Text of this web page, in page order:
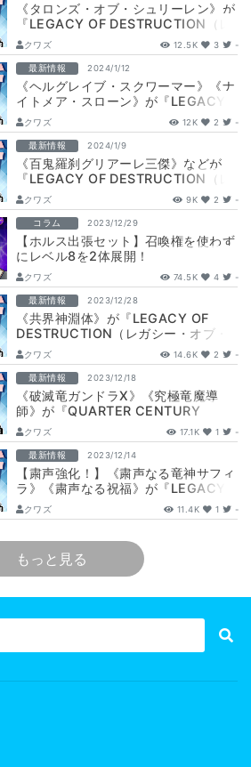
《タロンズ・オブ・シュリーレン》が
『LEGACY OF DESTRUCTION（レ
ガシー・オブ・デストラクショ…
クワズ 12.5K 3 -
最新情報 2024/1/12
《ヘルグレイブ・スクワーマー》《ナ
イトメア・スローン》が『LEGACY
OF DESTRUCTION（レガシー…
クワズ 12K 2 -
最新情報 2024/1/9
《百鬼羅刹グリアーレ三傑》などが
『LEGACY OF DESTRUCTION（レ
ガシー・オブ・デストラクション…
クワズ 9K 2 -
コラム 2023/12/29
【ホルス出張セット】召喚権を使わず
にレベル8を2体展開！
クワズ 74.5K 4 -
最新情報 2023/12/28
《共界神淵体》が『LEGACY OF
DESTRUCTION（レガシー・オブ・
デストラクション）』に収録判明！…
クワズ 14.6K 2 -
最新情報 2023/12/18
《破滅竜ガンドラX》《究極竜魔導
師》が『QUARTER CENTURY
DUELIST BOX(クォーター セ…
クワズ 17.1K 1 -
最新情報 2023/12/14
【粛声強化！】《粛声なる竜神サフィ
ラ》《粛声なる祝福》が『LEGACY
OF DESTRUCTION（レガシー…
クワズ 11.4K 1 -
もっと見る